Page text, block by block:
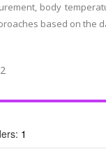
body
based on the
1